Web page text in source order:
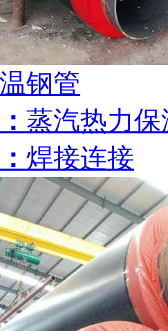
钢管
蒸汽热力保
焊接连接